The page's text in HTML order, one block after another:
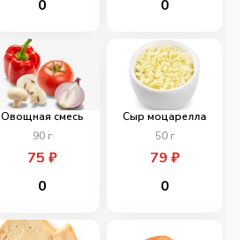
0
0
Овощная смесь
90г
75 ₽
0
Сыр моцарелла
50г
79 ₽
0